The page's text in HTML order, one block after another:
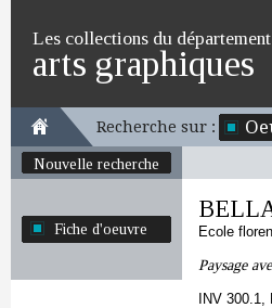
Les collections du
arts graphiques
Recherche sur :
Nouvelle recherche
Fiche d'oeuvre Ecole
Paysage
INV 300.1,